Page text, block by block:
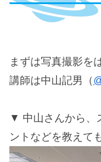
まずは写真撮影を
講師は中山記男（
中山さんから、
ントなどを教えて